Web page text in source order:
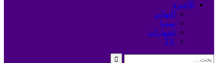
الأخيرة
التهاني
ميديا
إشهارات
TV